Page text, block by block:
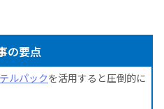
の要点
ルパックを活用すると圧倒的に